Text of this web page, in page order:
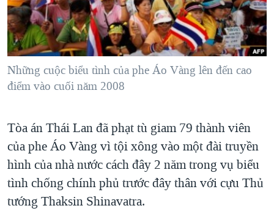
"Tìm"NGƯỜI VIỆT HẢI NGOẠI
ĐỜI SỐNG
KINH TẾ
KHOA HỌC
VĂN HOÁ
THỂ THAO
GIÁO DỤC
TẠI
HÀNH TRÌNH BẦU CỬ 2024
MỘT NĂM CHIẾN TRANH TẠI DẢI GAZA
GIẢI MÃ VÀNH ĐAI & CON ĐƯỜNG
NGÀY TỊ NẠN THẾ GIỚI
GROUND ZERO – XƯA VÀ NAY
CÁC GIÁ TRỊ CỘNG HÒA Ở VIỆT NAM
THƯỢNG ĐỈNH TRUMP-KIM TẠI VIỆT NAM
VIDEO
NGHE
MẠNG XÃ HỘI
Ngôn ngữ khác
Những cuộc biểu tình của phe Áo Vàng lên đến cao
điểm vào cuối năm 2008
Tòa án Thái Lan đã phạt tù giam 79 thành viên
của phe Áo Vàng vì tội xông vào một đài truyền
hình của nhà nước cách đây 2 năm trong vụ biểu
tình chống chính phủ trước đây thân với cựu Thủ
tướng Thaksin Shinavatra.